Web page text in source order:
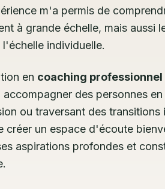
m'a permis de
à grande échelle, mais aussi
individuelle.
en coaching professionnel
accompagner des personnes
ou traversant des
créer un espace d'écoute
aspirations profondes et